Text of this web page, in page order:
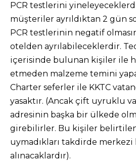
PCR testlerini
müşteriler ayrıldıktan 2 gün
PCR testlerinin negatif
otelden ayrılabileceklerdir.
içerisinde bulunan kişiler ile
etmeden malzeme temini
Charter seferler ile KKTC
yasaktır. (Ancak çift uyruklu
adresinin başka bir ülkede
girebilirler. Bu kişiler
uymadıkları takdirde merkezi
alınacaklardır).